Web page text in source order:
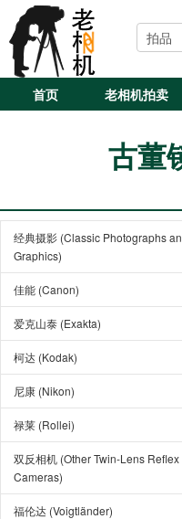
首页 老相机拍卖
古董
经典摄影 (Classic Photographs
Graphics)
佳能 (Canon)
爱克山泰 (Exakta)
柯达 (Kodak)
尼康 (Nikon)
禄莱 (Rollei)
双反相机 (Other Twin-Lens Reflex
Cameras)
福伦达 (Voigtländer)